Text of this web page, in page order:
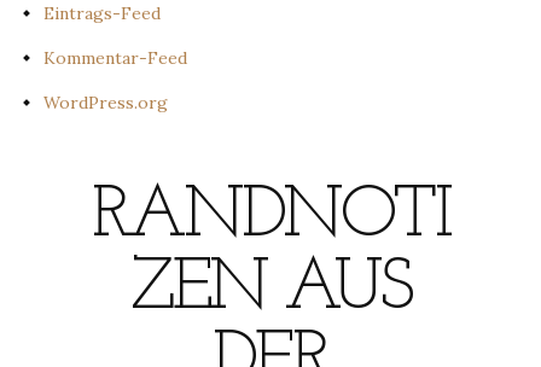
Eintrags-Feed
Kommentar-Feed
WordPress.org
RANDNOTI
ZEN AUS